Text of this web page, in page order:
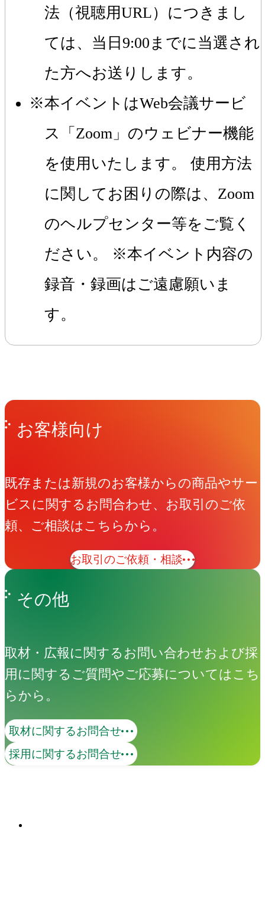
法（視聴用URL）につきまし
ては、当日9:00までに当選され
た方へお送りします。
本イベントはWeb会議サービ
ス「Zoom」のウェビナー機能
を使用いたします。 使用方法
に関してお困りの際は、Zoom
のヘルプセンター等をご覧く
ださい。 ※本イベント内容の
録音・録画はご遠慮願いま
す。
Get in Touchお問い合わせ
お客様向け
既存または新規のお客様からの商品やサー
ビスに関するお問合わせ、お取引のご依
頼、ご相談はこちらから。
お取引のご依頼・相談
その他
取材・広報に関するお問い合わせおよび採
用に関するご質問やご応募についてはこち
らから。
取材に関するお問合せ
採用に関するお問合せ
3DCG
モビリティ、精密機器、アパレルなど、
プロダクトを正確に「再現」し、高い技